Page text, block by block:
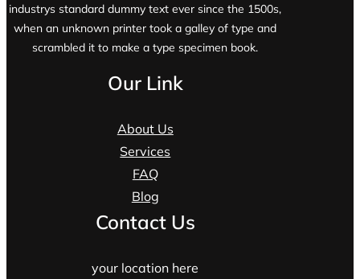
industrys standard dummy text ever since the 1500s,
when an unknown printer took a galley of type and
scrambled it to make a type specimen book.
Our Link
About Us
Services
FAQ
Blog
Contact Us
your location here